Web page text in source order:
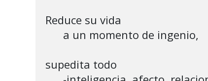
Reduce su vida
supedita todo